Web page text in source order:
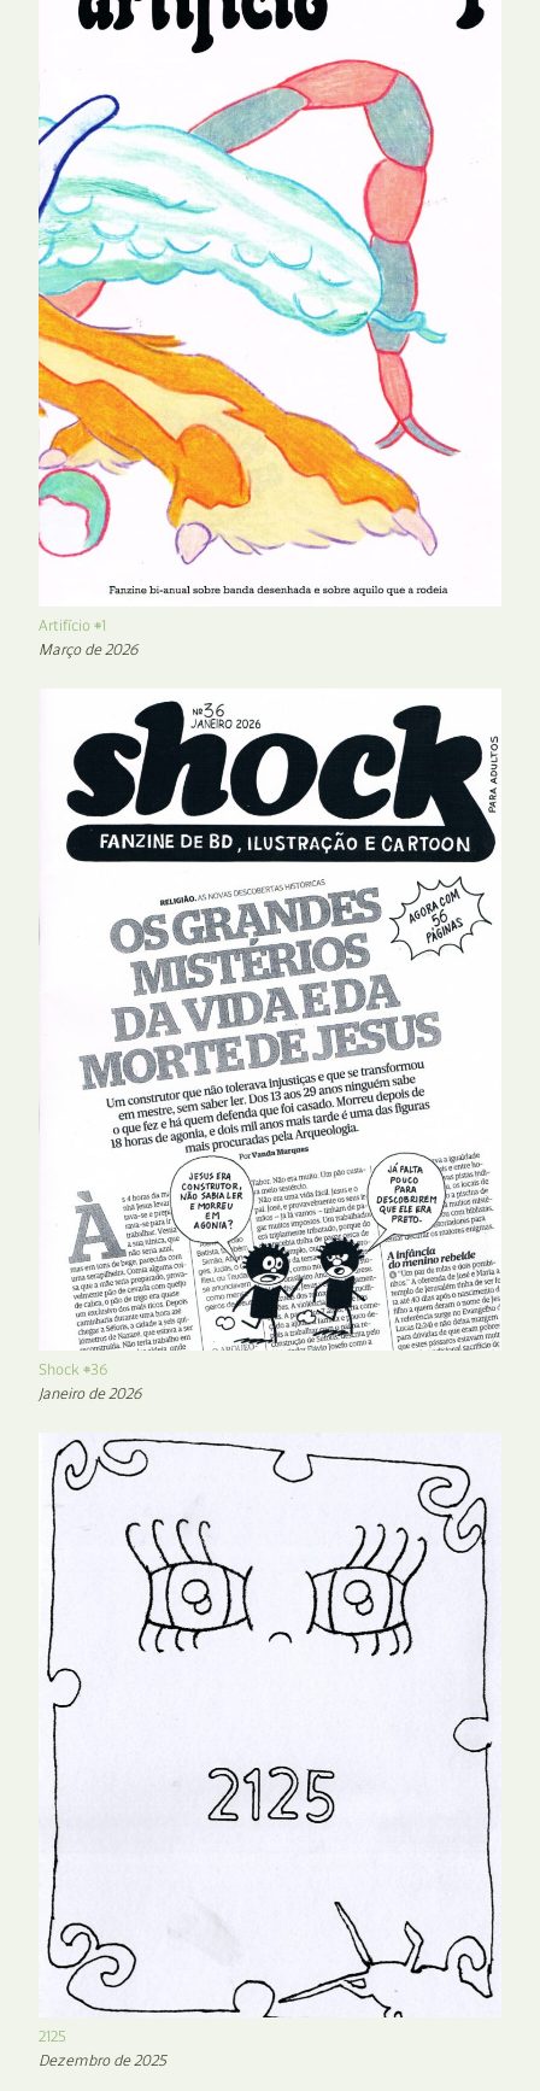
Artifício #1
Março de 2026
Shock #36
Janeiro de 2026
2125
Dezembro de 2025